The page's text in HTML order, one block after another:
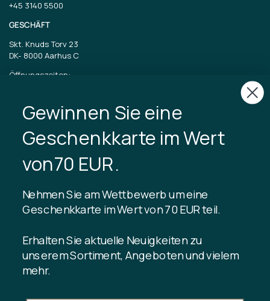
+45 3140 5500
GESCHÄFT
Skt. Knuds Torv 23
DK- 8000 Aarhus C
Öffnungszeiten:
CVR: 40875743
TIBLADIN
Über Tibladin
Nachhaltige Produktion
Kundenclub registrieren
Kontaktiere uns
INFORMATION
Gewinnen Sie eine
Geschenkkarte im Wert
von70 EUR.
Nehmen Sie am Wettbewerb um eine
Geschenkkarte im Wert von 70 EUR teil.
Erhalten Sie aktuelle Neuigkeiten zu
unserem Sortiment, Angeboten und vielem
mehr.